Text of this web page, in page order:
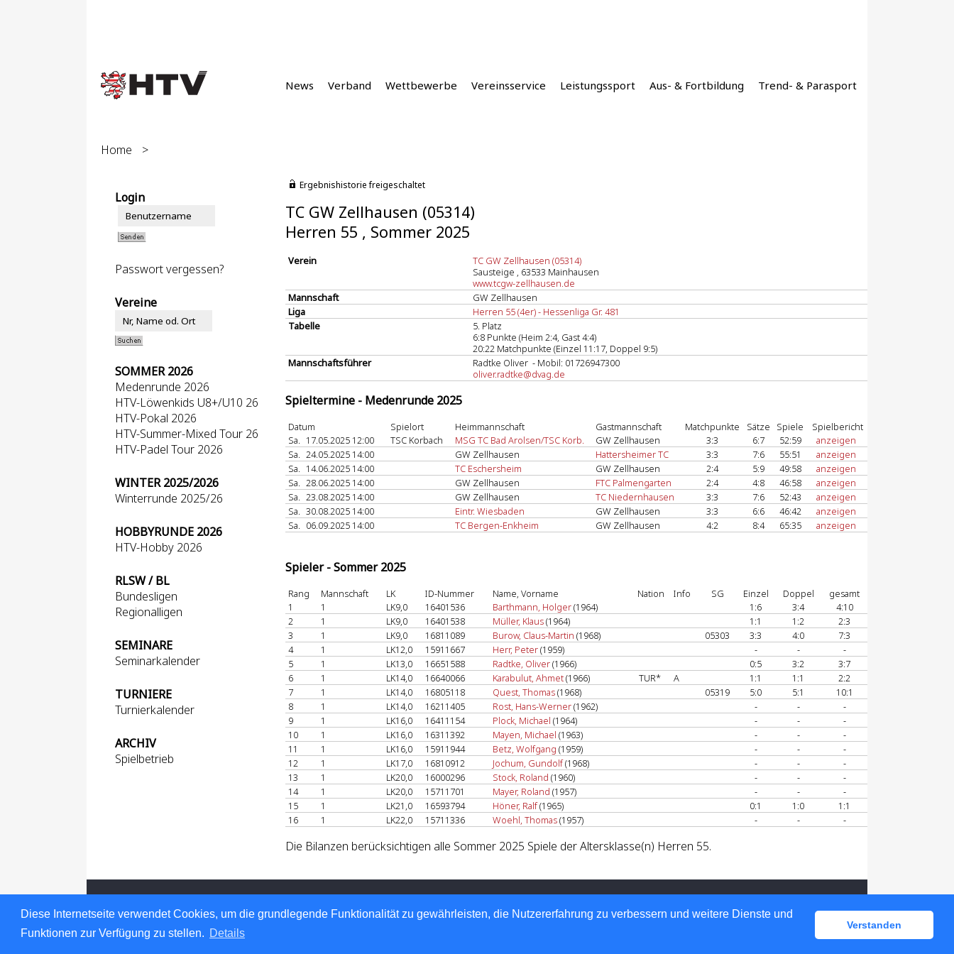
Diese Internetseite verwendet Cookies, um die grundlegende Funktionalität zu gewährleisten, die Nutzererfahrung zu verbessern und weitere Dienste und
Funktionen zur Verfügung zu stellen. Details
Verstanden
News Verband Wettbewerbe Vereinsservice Leistungssport Aus- & Fortbildung Trend- & Parasport
Home >
Login
Passwort vergessen?
Vereine
SOMMER 2026
Medenrunde 2026
HTV-Löwenkids U8+/U10 26
HTV-Pokal 2026
HTV-Summer-Mixed Tour 26
HTV-Padel Tour 2026
WINTER 2025/2026
Winterrunde 2025/26
HOBBYRUNDE 2026
HTV-Hobby 2026
RLSW / BL
Bundesligen
Regionalligen
SEMINARE
Seminarkalender
TURNIERE
Turnierkalender
ARCHIV
Spielbetrieb
Ergebnishistorie freigeschaltet
TC GW Zellhausen (05314)
Herren 55 , Sommer 2025
Verein
TC GW Zellhausen (05314)
Sausteige , 63533 Mainhausen
www.tcgw-zellhausen.de
Mannschaft
GW Zellhausen
Liga
Herren 55 (4er) - Hessenliga Gr. 481
Tabelle
5. Platz
6:8 Punkte (Heim 2:4, Gast 4:4)
20:22 Matchpunkte (Einzel 11:17, Doppel 9:5)
Mannschaftsführer
Radtke Oliver - Mobil: 01726947300
oliver.radtke@dvag.de
Spieltermine - Medenrunde 2025
Datum Spielort Heimmannschaft Gastmannschaft Matchpunkte Sätze Spiele
Spielbericht
Sa. 17.05.2025 12:00 TSC Korbach MSG TC Bad Arolsen/TSC Korb. GW Zellhausen 3:3 6:7 52:59
anzeigen
Sa. 24.05.2025 14:00 GW Zellhausen Hattersheimer TC 3:3 7:6 55:51
anzeigen
Sa. 14.06.2025 14:00 TC Eschersheim GW Zellhausen 2:4 5:9 49:58
anzeigen
Sa. 28.06.2025 14:00 GW Zellhausen FTC Palmengarten 2:4 4:8 46:58
anzeigen
Sa. 23.08.2025 14:00 GW Zellhausen TC Niedernhausen 3:3 7:6 52:43
anzeigen
Sa. 30.08.2025 14:00 Eintr. Wiesbaden GW Zellhausen 3:3 6:6 46:42
anzeigen
Sa. 06.09.2025 14:00 TC Bergen-Enkheim GW Zellhausen 4:2 8:4 65:35 anzeigen
Spieler - Sommer 2025
Rang Mannschaft LK ID-Nummer Name, Vorname Nation Info SG Einzel Doppel
gesamt
1
1 LK9,0 16401536 Barthmann, Holger(1964) 1:6 3:4
4:10
2
1 LK9,0 16401538 Müller, Klaus(1964) 1:1 1:2
2:3
3
1 LK9,0 16811089 Burow, Claus-Martin (1968) 05303 3:3 4:0
7:3
4
1 LK12,0 15911667 Herr, Peter(1959) - -
-
5
1 LK13,0 16651588 Radtke, Oliver(1966) 0:5 3:2
3:7
6
1 LK14,0 16640066 Karabulut, Ahmet(1966) TUR* A 1:1 1:1
2:2
7
1 LK14,0 16805118 Quest, Thomas(1968) 05319 5:0 5:1
10:1
8
1 LK14,0 16211405 Rost, Hans-Werner(1962) - -
-
9
1 LK16,0 16411154 Plock, Michael (1964) - -
-
10
1 LK16,0 16311392 Mayen, Michael (1963) - -
-
11
1 LK16,0 15911944 Betz, Wolfgang (1959) - -
-
12
1 LK17,0 16810912 Jochum, Gundolf(1968) - -
-
13
1 LK20,0 16000296 Stock, Roland (1960) - -
-
14
1 LK20,0 15711701 Mayer, Roland (1957) - -
-
15
1 LK21,0 16593794 Höner, Ralf(1965) 0:1 1:0
1:1
16
1 LK22,0 15711336 Woehl, Thomas(1957) - - -
Die Bilanzen berücksichtigen alle Sommer 2025 Spiele der Altersklasse(n) Herren 55.
© 1999-2026nu Datenautomaten GmbH - Automatisierte internetgestützte Netzwerklösungen
Datenschutz